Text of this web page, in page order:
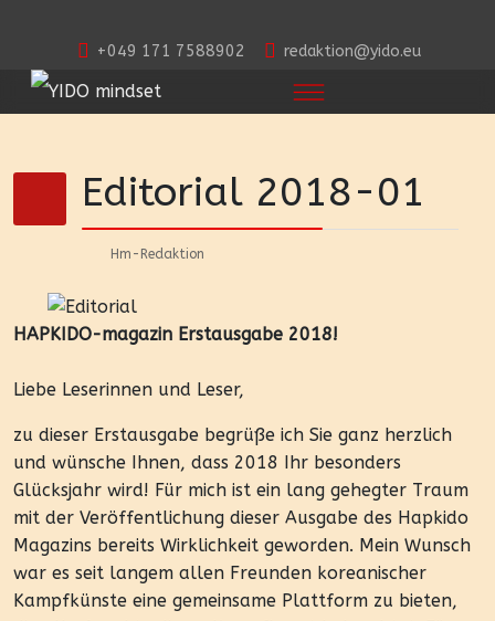
+049 171 7588902 redaktion@yido.eu
Editorial 2018-01
Hm-Redaktion
HAPKIDO-magazin Erstausgabe 2018!
Liebe Leserinnen und Leser,
zu dieser Erstausgabe begrüße ich Sie ganz herzlich
und wünsche Ihnen, dass 2018 Ihr besonders
Glücksjahr wird! Für mich ist ein lang gehegter Traum
mit der Veröffentlichung dieser Ausgabe des Hapkido
Magazins bereits Wirklichkeit geworden. Mein Wunsch
war es seit langem allen Freunden koreanischer
Kampfkünste eine gemeinsame Plattform zu bieten,